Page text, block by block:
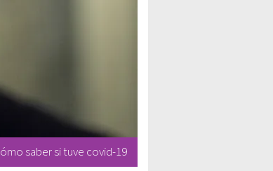
saber si tuve covid-19